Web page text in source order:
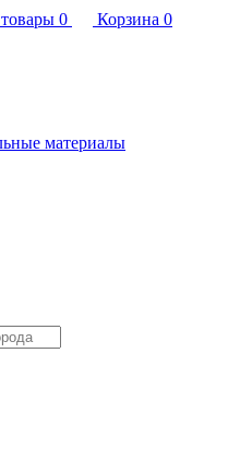
0 Корзина 0
материалы